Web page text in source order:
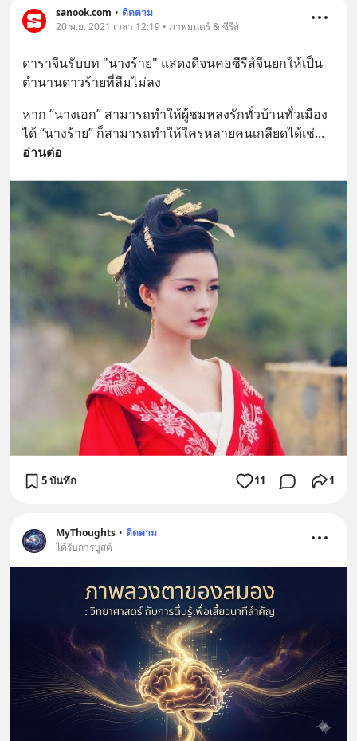
#เรียนรู้ผ่านการใช้จริง #มากกว่าการ
เรียนภาษา #InspireEnglish
sanook.com • ติดตาม
20 พ.ย. 2021 เวลา 12:19 • ภาพยนตร์ & ซีรีส์
ดาราจีนรับบท "นางร้าย" แสดงดีจนคอซีรีส์จีนยกให้เป็น
ตำนานดาวร้ายที่ลืมไม่ลง
หาก “นางเอก” สามารถทำให้ผู้ชมหลงรักทั่วบ้านทั่วเมือง
ได้ “นางร้าย” ก็สามารถทำให้ใครหลายคนเกลียดได้เช่
อ่านต่อ
5 บันทึก 11 1
MyThoughts • ติดตาม
ได้รับการบูสต์